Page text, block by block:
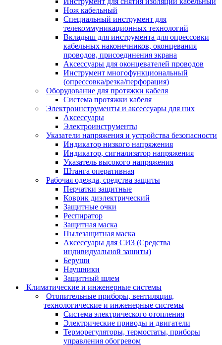
Нож кабельный
Специальный инструмент для
телекоммуникационных технологий
Вкладыш для инструмента для опрессовки
кабельных наконечников, оконцевания
проводов, присоединения экрана
Аксессуары для оконцевателей проводов
Инструмент многофункциональный
(опрессовка/резка/перфорация)
Оборудование для протяжки кабеля
Система протяжки кабеля
Электроинструменты и аксессуары для них
Аксессуары
Электроинструменты
Указатели напряжения и устройства безопасности
Индикатор низкого напряжения
Индикатор, сигнализатор напряжения
Указатель высокого напряжения
Штанга оперативная
Рабочая одежда, средства защиты
Перчатки защитные
Коврик диэлектрический
Защитные очки
Респиратор
Защитная маска
Пылезащитная маска
Аксессуары для СИЗ (Средства
индивидуальной защиты)
Беруши
Наушники
Защитный шлем
Климатические и инженерные системы
Отопительные приборы, вентиляция,
технологические и инженерные системы
Система электрического отопления
Электрические приводы и двигатели
Терморегуляторы, термостаты, приборы
управления обогревом